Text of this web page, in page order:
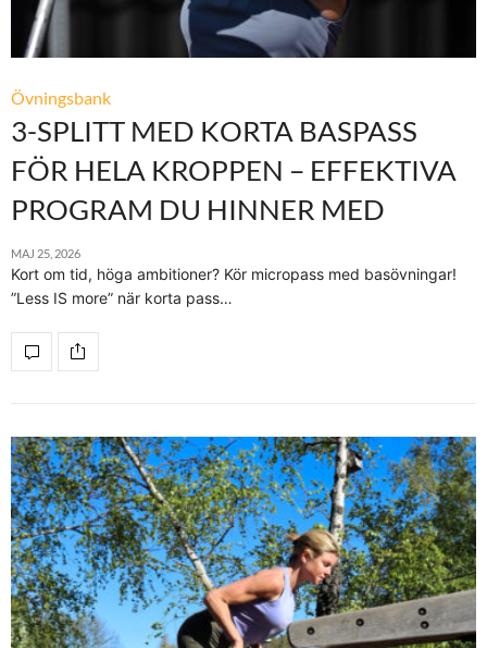
Övningsbank
3-SPLITT MED KORTA BASPASS
FÖR HELA KROPPEN – EFFEKTIVA
PROGRAM DU HINNER MED
MAJ 25, 2026
Kort om tid, höga ambitioner? Kör micropass med basövningar!
”Less IS more” när korta pass…